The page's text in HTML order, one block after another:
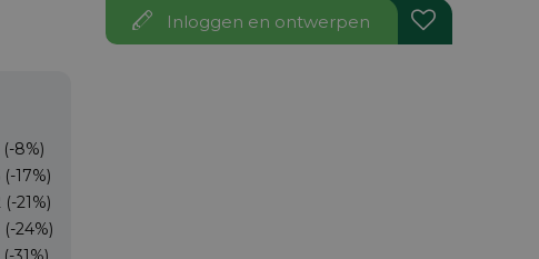
Inloggen en ontwerpen
(-8%)
(-17%)
(-21%)
(-24%)